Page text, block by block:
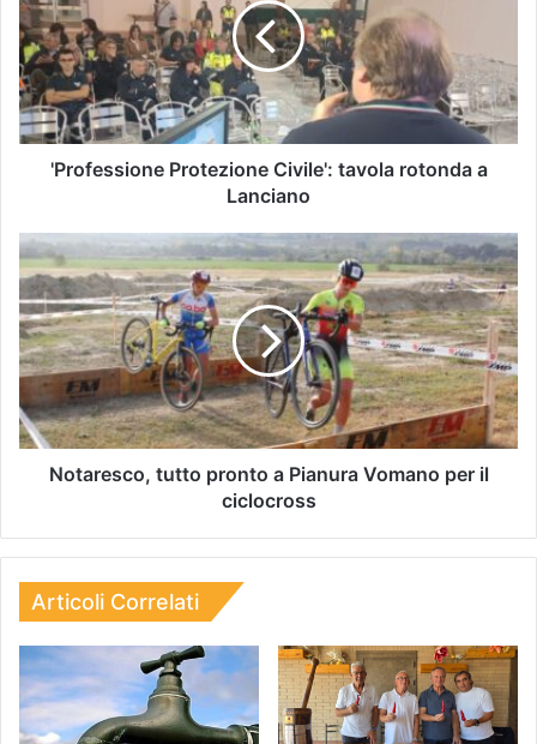
'Professione Protezione Civile': tavola rotonda a
Lanciano
Notaresco, tutto pronto a Pianura Vomano per il
ciclocross
Articoli Correlati